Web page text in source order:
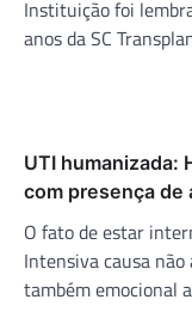
Instituição foi
anos da SC
UTI humanizada:
com presença de
O fato de estar
Intensiva causa
também emocional